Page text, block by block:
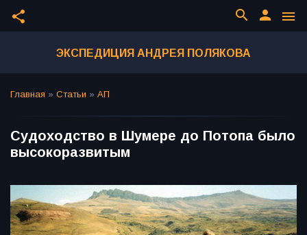
share menu
person
search
ЭКСПЕДИЦИЯ АНДРЕЯ ПОЛЯКОВА
Главная » Статьи » АП
Судоходство в Шумере до Потопа было
высокоразвитым